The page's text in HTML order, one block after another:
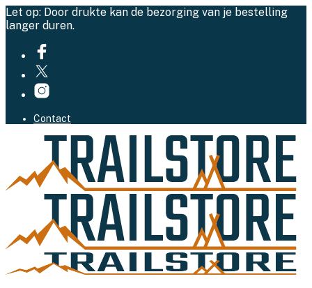
Let op: Door drukte kan de bezorging van je bestelling
langer duren.
Contact